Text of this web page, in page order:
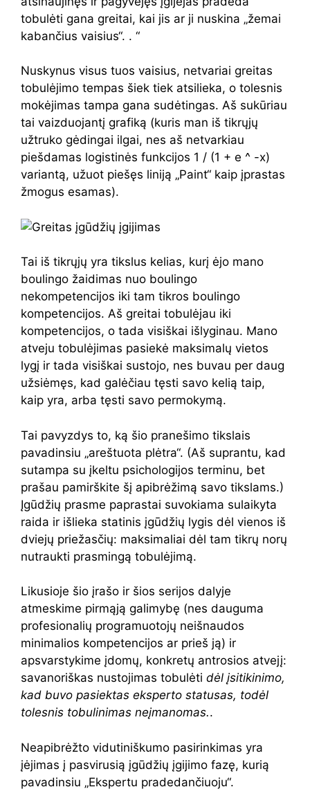
tobulėti gana greitai, kai jis ar ji nuskina „žemai
kabančius vaisius“. . “
Nuskynus visus tuos vaisius, netvariai greitas
tobulėjimo tempas šiek tiek atsilieka, o tolesnis
mokėjimas tampa gana sudėtingas. Aš sukūriau
tai vaizduojantį grafiką (kuris man iš tikrųjų
užtruko gėdingai ilgai, nes aš netvarkiau
piešdamas logistinės funkcijos 1 / (1 + e ^ -x)
variantą, užuot piešęs liniją „Paint“ kaip įprastas
žmogus esamas).
Tai iš tikrųjų yra tikslus kelias, kurį ėjo mano
boulingo žaidimas nuo boulingo
nekompetencijos iki tam tikros boulingo
kompetencijos. Aš greitai tobulėjau iki
kompetencijos, o tada visiškai išlyginau. Mano
atveju tobulėjimas pasiekė maksimalų vietos
lygį ir tada visiškai sustojo, nes buvau per daug
užsiėmęs, kad galėčiau tęsti savo kelią taip,
kaip yra, arba tęsti savo permokymą.
Tai pavyzdys to, ką šio pranešimo tikslais
pavadinsiu „areštuota plėtra“. (Aš suprantu, kad
sutampa su įkeltu psichologijos terminu, bet
prašau pamirškite šį apibrėžimą savo tikslams.)
Įgūdžių prasme paprastai suvokiama sulaikyta
raida ir išlieka statinis įgūdžių lygis dėl vienos iš
dviejų priežasčių: maksimaliai dėl tam tikrų norų
nutraukti prasmingą tobulėjimą.
Likusioje šio įrašo ir šios serijos dalyje
atmeskime pirmąją galimybę (nes dauguma
profesionalių programuotojų neišnaudos
minimalios kompetencijos ar prieš ją) ir
apsvarstykime įdomų, konkretų antrosios atvejį:
savanoriškas nustojimas tobulėti dėl įsitikinimo,
kad buvo pasiektas eksperto statusas, todėl
tolesnis tobulinimas neįmanomas..
Neapibrėžto vidutiniškumo pasirinkimas yra
įėjimas į pasvirusią įgūdžių įgijimo fazę, kurią
pavadinsiu „Ekspertu pradedančiuoju“.